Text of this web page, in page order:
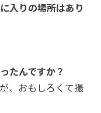
入りの場所はあり
たんですか？
、おもしろくて撮